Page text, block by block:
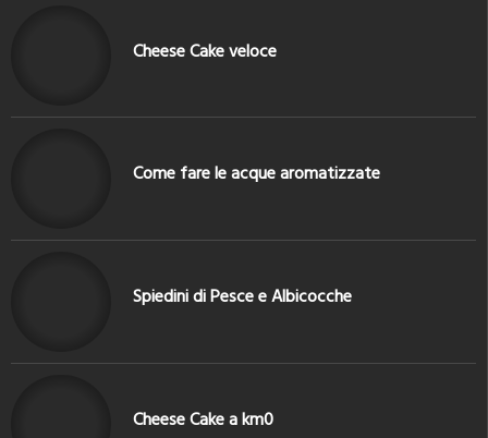
Cheese Cake veloce
Come fare le acque aromatizzate
Spiedini di Pesce e Albicocche
Cheese Cake a km0